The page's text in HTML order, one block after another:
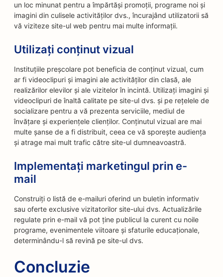
un loc minunat pentru a împărtăși promoții, programe noi și
imagini din culisele activităților dvs., încurajând utilizatorii să
vă viziteze site-ul web pentru mai multe informații.
Utilizați conținut vizual
Instituțiile preșcolare pot beneficia de conținut vizual, cum
ar fi videoclipuri și imagini ale activităților din clasă, ale
realizărilor elevilor și ale vizitelor în incintă. Utilizați imagini și
videoclipuri de înaltă calitate pe site-ul dvs. și pe rețelele de
socializare pentru a vă prezenta serviciile, mediul de
învățare și experiențele clienților. Conținutul vizual are mai
multe șanse de a fi distribuit, ceea ce vă sporește audiența
și atrage mai mult trafic către site-ul dumneavoastră.
Implementați marketingul prin e-
mail
Construiți o listă de e-mailuri oferind un buletin informativ
sau oferte exclusive vizitatorilor site-ului dvs. Actualizările
regulate prin e-mail vă pot ține publicul la curent cu noile
programe, evenimentele viitoare și sfaturile educaționale,
determinându-l să revină pe site-ul dvs.
Concluzie